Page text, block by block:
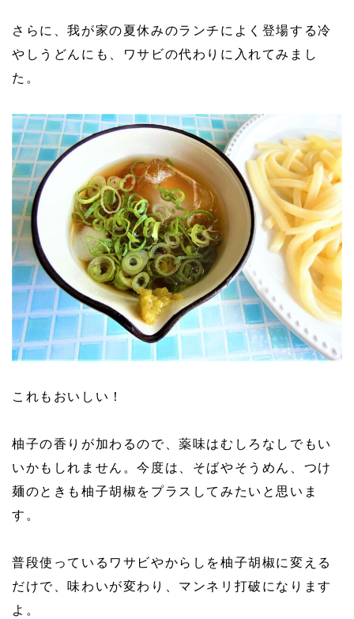
さらに、我が家の夏休みのランチによく登場する冷
やしうどんにも、ワサビの代わりに入れてみまし
た。
これもおいしい！
柚子の香りが加わるので、薬味はむしろなしでもい
いかもしれません。今度は、そばやそうめん、つけ
麺のときも柚子胡椒をプラスしてみたいと思いま
す。
普段使っているワサビやからしを柚子胡椒に変える
だけで、味わいが変わり、マンネリ打破になります
よ。